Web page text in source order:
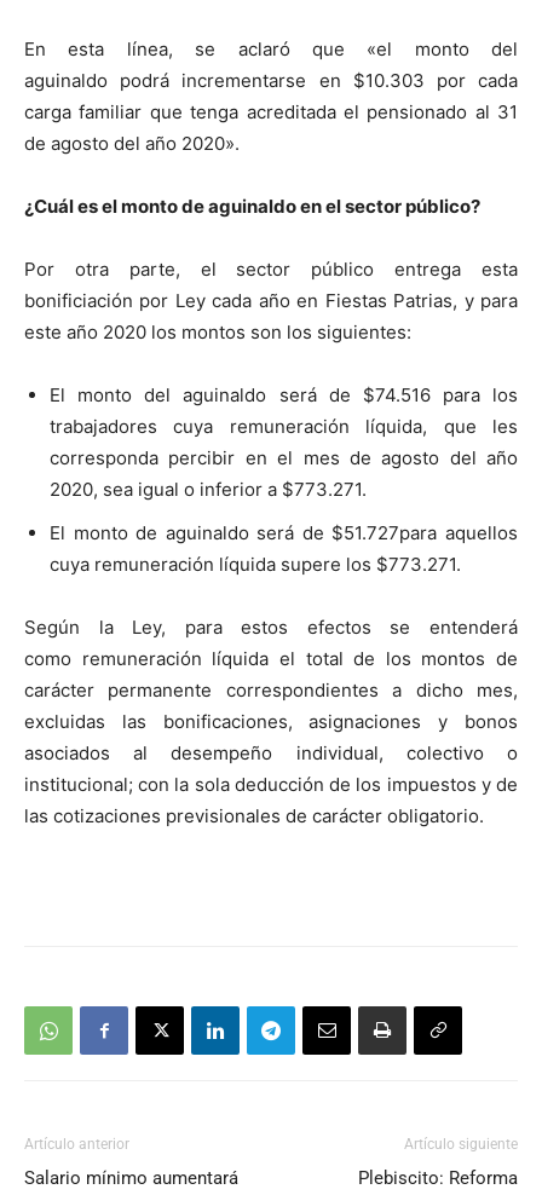
En esta línea, se aclaró que «el monto del
aguinaldo podrá incrementarse en $10.303 por cada
carga familiar que tenga acreditada el pensionado al 31
de agosto del año 2020».
¿Cuál es el monto de aguinaldo en el sector público?
Por otra parte, el sector público entrega esta
bonificiación por Ley cada año en Fiestas Patrias, y para
este año 2020 los montos son los siguientes:
El monto del aguinaldo será de $74.516 para los
trabajadores cuya remuneración líquida, que les
corresponda percibir en el mes de agosto del año
2020, sea igual o inferior a $773.271.
El monto de aguinaldo será de $51.727para aquellos
cuya remuneración líquida supere los $773.271.
Según la Ley, para estos efectos se entenderá
como remuneración líquida el total de los montos de
carácter permanente correspondientes a dicho mes,
excluidas las bonificaciones, asignaciones y bonos
asociados al desempeño individual, colectivo o
institucional; con la sola deducción de los impuestos y de
las cotizaciones previsionales de carácter obligatorio.
Artículo anterior
Salario mínimo aumentará
Artículo siguiente
Plebiscito: Reforma